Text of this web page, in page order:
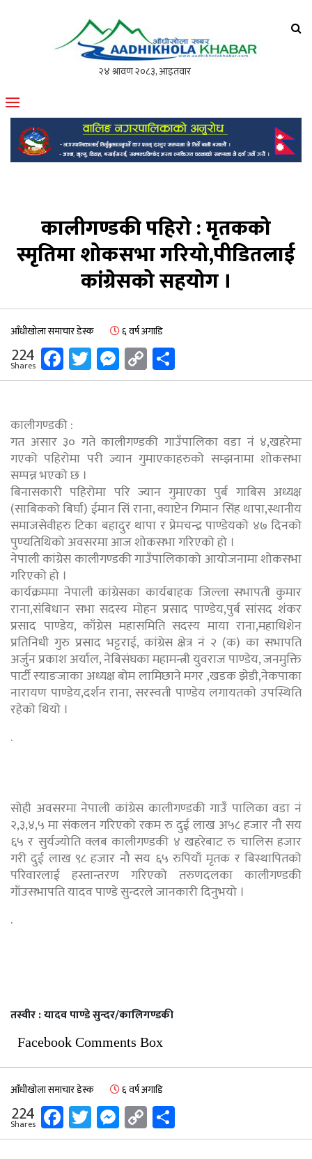
मोफसलकै लोकप्रिय अनलाइन पत्रिका
कालीगण्डकी पहिरो : मृतकको
स्मृतिमा शोकसभा गरियो,पीडितलाई
कांग्रेसको सहयोग ।
आँधीखोला समाचार डेस्क ६ वर्ष अगाडि
224
Shares Facebook
Twitter
Messenger
Copy
Link
कालीगण्डकी :
गत असार ३० गते कालीगण्डकी गाउँपालिका वडा नं ४,खहरेमा
गएको पहिरोमा परी ज्यान गुमाएकाहरुको सम्झनामा शोकसभा
सम्पन्न भएको छ ।
बिनासकारी पहिरोमा परि ज्यान गुमाएका पुर्ब गाबिस अध्यक्ष
(साबिकको बिर्घा) ईमान सिं राना, क्याप्टेन गिमान सिंह थापा,स्थानीय
समाजसेवीहरु टिका बहादुर थापा र प्रेमचन्द्र पाण्डेयको ४७ दिनको
पुण्यतिथिको अवसरमा आज शोकसभा गरिएको हो ।
नेपाली कांग्रेस कालीगण्डकी गाउँपालिकाको आयोजनामा शोकसभा
गरिएको हो ।
कार्यक्रममा नेपाली कांग्रेसका कार्यबाहक जिल्ला सभापती कुमार
राना,संबिधान सभा सदस्य मोहन प्रसाद पाण्डेय,पुर्ब सांसद शंकर
प्रसाद पाण्डेय, काँग्रेस महासमिति सदस्य माया राना,महाधिशेन
प्रतिनिधी गुरु प्रसाद भट्टराई, कांग्रेस क्षेत्र नं २ (क) का सभापति
अर्जुन प्रकाश अर्याल, नेबिसंघका महामन्त्री युवराज पाण्डेय, जनमुक्ति
पार्टी स्याङजाका अध्यक्ष बोम लामिछाने मगर ,खडक झेडी,नेकपाका
नारायण पाण्डेय,दर्शन राना, सरस्वती पाण्डेय लगायतको उपस्थिति
रहेको थियो ।
.
सोही अवसरमा नेपाली कांग्रेस कालीगण्डकी गाउँ पालिका वडा नं
२,३,४,५ मा संकलन गरिएको रकम रु दुई लाख अ५८ हजार नौ सय
६५ र सुर्यज्योति क्लब कालीगण्डकी ४ खहरेबाट रु चालिस हजार
गरी दुई लाख ९८ हजार नौ सय ६५ रुपियाँ मृतक र बिस्थापितको
परिवारलाई हस्तान्तरण गरिएको तरुणदलका कालीगण्डकी
गाँउसभापति यादव पाण्डे सुन्दरले जानकारी दिनुभयो ।
.
तस्वीर : यादव पाण्डे सुन्दर/कालिगण्डकी
Facebook Comments Box
आँधीखोला समाचार डेस्क ६ वर्ष अगाडि
224
Shares Facebook
Twitter
Messenger
Copy
Link